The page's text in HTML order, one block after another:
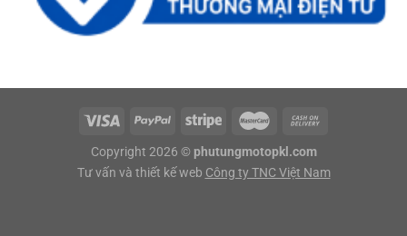
Copyright 2026 © phutungmotopkl.com
Tư vấn và thiết kế web Công ty TNC Việt Nam